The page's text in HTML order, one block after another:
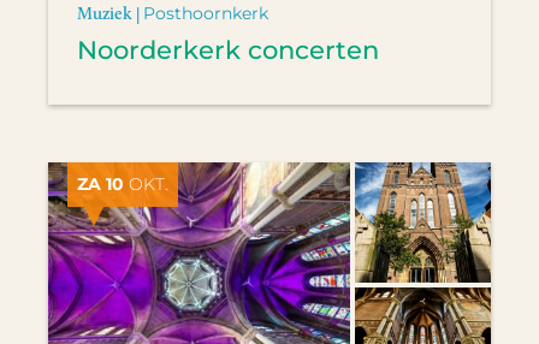
Muziek | Posthoornkerk
Noorderkerk concerten
ZA 10 OKT.